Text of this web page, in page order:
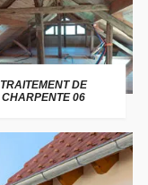
TRAITEMENT DE
CHARPENTE 06